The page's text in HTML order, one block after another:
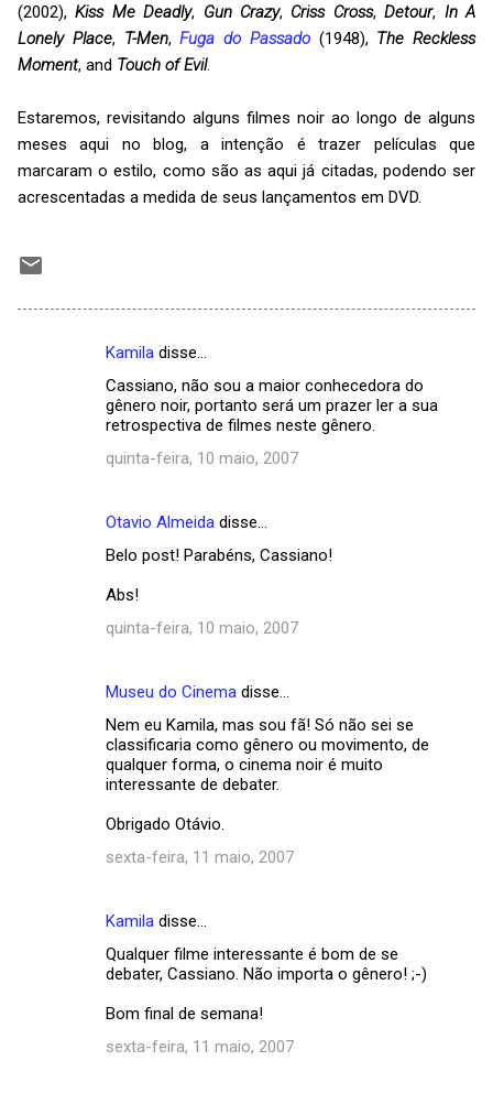
(2002),Kiss Me Deadly, Gun Crazy, Criss Cross,Detour, In A
Lonely Place, T-Men,Fuga do Passado(1948), The Reckless
Moment, and Touch of Evil.
Estaremos, revisitando alguns filmes noir ao longo de alguns
meses aqui no blog, a intenção é trazer películas que
marcaram o estilo, como são as aqui já citadas, podendo ser
acrescentadas a medida de seus lançamentos em DVD.
Kamila disse…
Cassiano, não sou a maior conhecedora do
gênero noir, portanto será um prazer ler a sua
retrospectiva de filmes neste gênero.
quinta-feira, 10 maio, 2007
Otavio Almeida disse…
Belo post! Parabéns, Cassiano!
Abs!
quinta-feira, 10 maio, 2007
Museu do Cinema disse…
Nem eu Kamila, mas sou fã! Só não sei se
classificaria como gênero ou movimento, de
qualquer forma, o cinema noir é muito
interessante de debater.
Obrigado Otávio.
sexta-feira, 11 maio, 2007
Kamila disse…
Qualquer filme interessante é bom de se
debater, Cassiano. Não importa o gênero! ;-)
Bom final de semana!
sexta-feira, 11 maio, 2007